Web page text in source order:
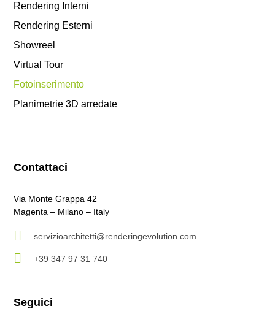
Contattaci
Via Monte Grappa 42
Magenta – Milano – Italy
servizioarchitetti@renderingevolution.com
+39 347 97 31 740
Seguici
Rendering Interni
Rendering Esterni
Showreel
Virtual Tour
Fotoinserimento
Planimetrie 3D arredate